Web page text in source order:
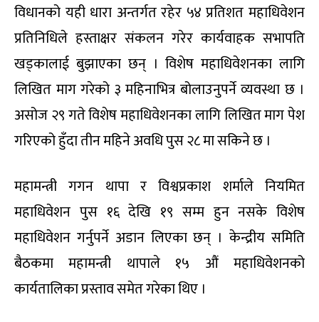
विधानको यही धारा अन्तर्गत रहेर ५४ प्रतिशत महाधिवेशन
प्रतिनिधिले हस्ताक्षर संकलन गरेर कार्यवाहक सभापति
खड्कालाई बुझाएका छन् । विशेष महाधिवेशनका लागि
लिखित माग गरेको ३ महिनाभित्र बोलाउनुपर्ने व्यवस्था छ ।
असोज २९ गते विशेष महाधिवेशनका लागि लिखित माग पेश
गरिएको हुँदा तीन महिने अवधि पुस २८ मा सकिने छ ।
महामन्त्री गगन थापा र विश्वप्रकाश शर्माले नियमित
महाधिवेशन पुस १६ देखि १९ सम्म हुन नसके विशेष
महाधिवेशन गर्नुपर्ने अडान लिएका छन् । केन्द्रीय समिति
बैठकमा महामन्त्री थापाले १५ औं महाधिवेशनको
कार्यतालिका प्रस्ताव समेत गरेका थिए ।